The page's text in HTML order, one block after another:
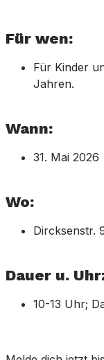
Für wen:
Für Kinder
Jahren.
Wann:
31. Mai 2026
Wo:
Dircksenstr.
Dauer u.
10-13 Uhr;